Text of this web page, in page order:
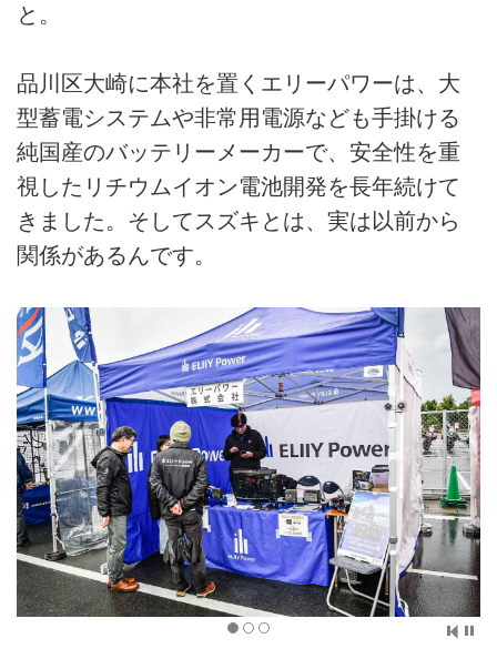
と。
品川区大崎に本社を置くエリーパワーは、大
型蓄電システムや非常用電源なども手掛ける
純国産のバッテリーメーカーで、安全性を重
視したリチウムイオン電池開発を長年続けて
きました。そしてスズキとは、実は以前から
関係があるんです。